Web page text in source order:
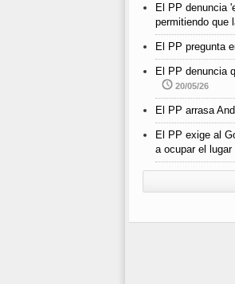
El PP denuncia
permitiendo que
El PP pregunta
El PP denuncia
20/05/26
El PP arrasa
El PP exige al
a ocupar el